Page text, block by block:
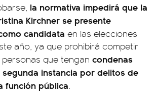
la normativa impedirá que la
Kirchner se presente
candidata en las elecciones
año, ya que prohibirá competir
que tengan condenas
instancia por delitos de
función pública.